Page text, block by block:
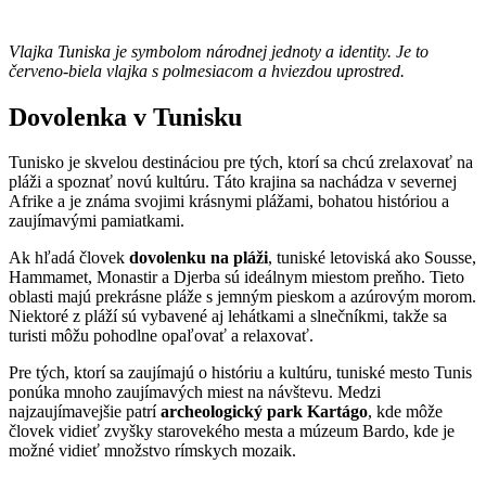
Vlajka Tuniska je symbolom národnej jednoty a identity. Je to
červeno-biela vlajka s polmesiacom a hviezdou uprostred.
Dovolenka v Tunisku
Tunisko je skvelou destináciou pre tých, ktorí sa chcú zrelaxovať na
pláži a spoznať novú kultúru. Táto krajina sa nachádza v severnej
Afrike a je známa svojimi krásnymi plážami, bohatou históriou a
zaujímavými pamiatkami.
Ak hľadá človek dovolenku na pláži, tuniské letoviská ako Sousse,
Hammamet, Monastir a Djerba sú ideálnym miestom preňho. Tieto
oblasti majú prekrásne pláže s jemným pieskom a azúrovým morom.
Niektoré z pláží sú vybavené aj lehátkami a slnečníkmi, takže sa
turisti môžu pohodlne opaľovať a relaxovať.
Pre tých, ktorí sa zaujímajú o históriu a kultúru, tuniské mesto Tunis
ponúka mnoho zaujímavých miest na návštevu. Medzi
najzaujímavejšie patríarcheologický park Kartágo, kde môže
človek vidieť zvyšky starovekého mesta a múzeum Bardo, kde je
možné vidieť množstvo rímskych mozaik.